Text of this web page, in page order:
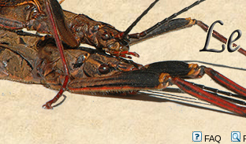
FAQ